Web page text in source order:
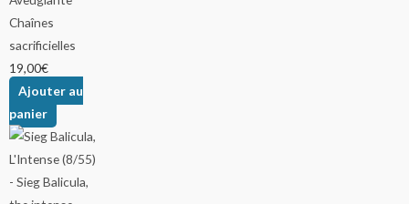
Chaînes
sacrificielles
19,00€
Ajouter au
panier